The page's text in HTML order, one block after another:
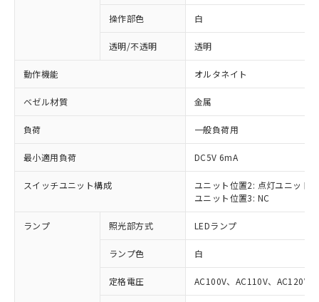
操作部色 白
透明/不透明 透明
動作機能 オルタネイト
ベゼル材質 金属
負荷 一般負荷用
最小適用負荷 DC5V 6mA
スイッチユニット構成
ユニット位置2: 点灯ユニット
ユニット位置3: NC
ランプ 照光部方式 LEDランプ
ランプ色 白
定格電圧 AC100V、AC110V、AC120V